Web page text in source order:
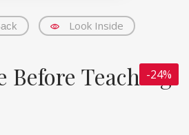
Look Inside
-24%
Before Teaching